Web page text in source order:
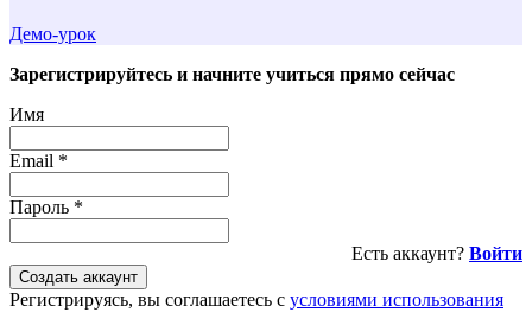
Демо-урок
Зарегистрируйтесь и начните учиться прямо сейчас
Имя
Email *
Пароль *
Есть аккаунт? Войти
Создать аккаунт
Регистрируясь, вы соглашаетесь с условиями использования